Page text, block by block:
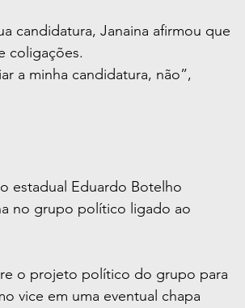
candidatura, Janaina afirmou que
coligações.
a minha candidatura, não”,
estadual Eduardo Botelho
no grupo político ligado ao
o projeto político do grupo para
vice em uma eventual chapa